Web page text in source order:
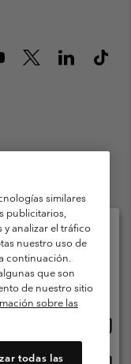
Usuarios
a 18:00
similares
publicitarios,
analizar el tráfico
nuestro uso de
continuación.
que son
de nuestro sitio
sobre las
todas las
envío
línea